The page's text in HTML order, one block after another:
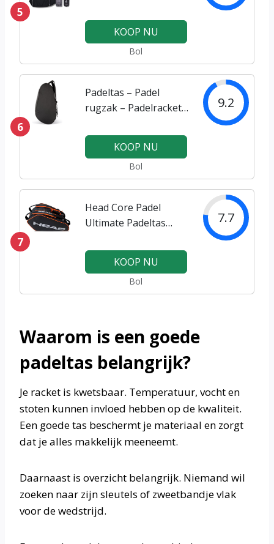
5
Gratis 3 Panett
padelballen – Tas
voor meerdere
Padelrackets en
voor Padellen -…
KOOP NU
Bol
6
Padeltas – Padel
rugzak – Padelracket
39 liter – Zwart
9.2
KOOP NU
Bol
7
Head Core Padel
Ultimate Padeltas
7.7
KOOP NU
Bol
Waarom is een goede
padeltas belangrijk?
Je racket is kwetsbaar. Temperatuur, vocht en
stoten kunnen invloed hebben op de kwaliteit.
Een goede tas beschermt je materiaal en zorgt
dat je alles makkelijk meeneemt.
Daarnaast is overzicht belangrijk. Niemand wil
zoeken naar zijn sleutels of zweetbandje vlak
voor de wedstrijd.